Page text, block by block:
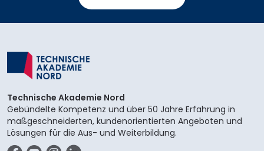
Technische Akademie Nord
Gebündelte Kompetenz und über 50 Jahre Erfahrung in
maßgeschneiderten, kundenorientierten Angeboten und
Lösungen für die Aus- und Weiterbildung.